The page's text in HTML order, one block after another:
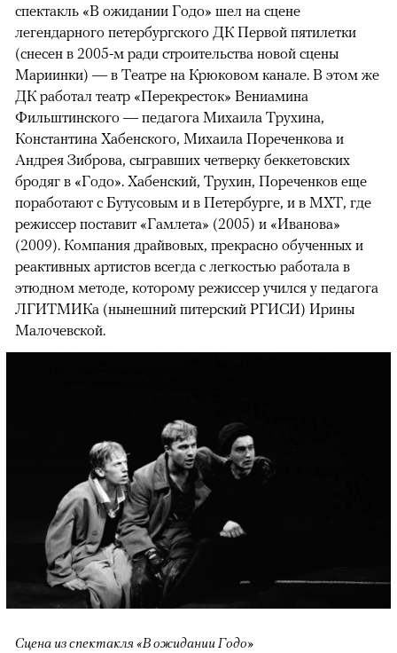
спектакль «В ожидании Годо» шел на сцене
легендарного петербургского ДК Первой пятилетки
(снесен в 2005-м ради строительства новой сцены
Мариинки) — в Театре на Крюковом канале. В этом же
ДК работал театр «Перекресток» Вениамина
Фильштинского — педагога Михаила Трухина,
Константина Хабенского, Михаила Пореченкова и
Андрея Зиброва, сыгравших четверку беккетовских
бродяг в «Годо». Хабенский, Трухин, Пореченков еще
поработают с Бутусовым и в Петербурге, и в МХТ, где
режиссер поставит «Гамлета» (2005) и «Иванова»
(2009). Компания драйвовых, прекрасно обученных и
реактивных артистов всегда с легкостью работала в
этюдном методе, которому режиссер учился у педагога
ЛГИТМИКа (нынешний питерский РГИСИ) Ирины
Малочевской.
Сцена из спектакля «В ожидании Годо»